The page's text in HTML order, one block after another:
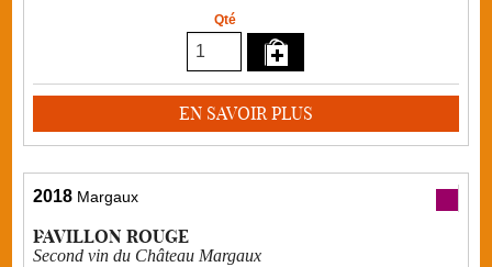
Qté
EN SAVOIR PLUS
2018 Margaux
PAVILLON ROUGE
Second vin du Château Margaux